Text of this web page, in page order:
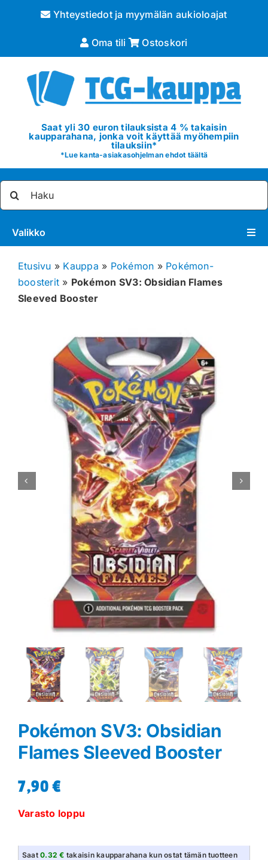
Yhteystiedot ja myymälän aukioloajat
Oma tili Ostoskori
Saat yli 30 euron tilauksista 4 % takaisin
kaupparahana, jonka voit käyttää myöhempiin
tilauksiin*
*Lue kanta-asiakasohjelman ehdot täältä
Valikko
Pokémon
Blind Boksit
Greidatut kortit
Rip & Ship
Greidauspalvelu
Etusivu » Kauppa » Pokémon » Pokémon-
boosterit » Pokémon SV3: Obsidian Flames
Sleeved Booster
Pokémon SV3: Obsidian
Flames Sleeved Booster
7,90€
Varasto loppu
Saat0.32 € takaisin kaupparahana kun ostat tämän tuotteen